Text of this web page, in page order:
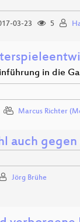
03-23 5
in die
Marcus Richter
auch
Jörg Brühe